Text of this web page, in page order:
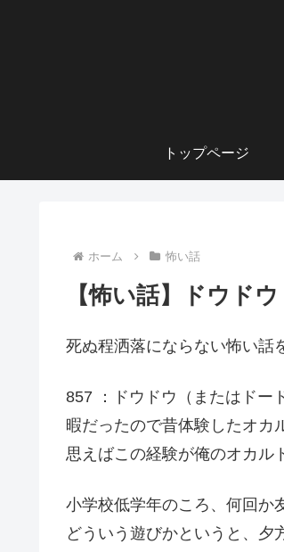
トップページ
ホーム 怖い話
【怖い話】ドウド
死ぬ程洒落にならない怖い話
857 ：ドウドウ（またはドー
暇だったので昔体験したオカ
思えばこの経験が俺のオカル
小学校低学年のころ、何回か
どういう遊びかというと、夕